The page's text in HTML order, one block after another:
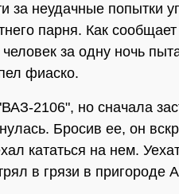
за неудачные попытки
парня. Как
за одну ночь
фиаско.
2106", но сначала
Бросив ее, он
кататься на нем.
в грязи в пригороде